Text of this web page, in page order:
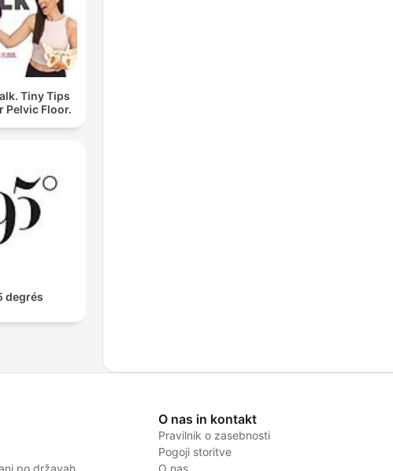
Tiny Tips
Pelvic Floor.
degrés
po državah
O nas in kontakt
Pravilnik o zasebnosti
Pogoji storitve
O nas